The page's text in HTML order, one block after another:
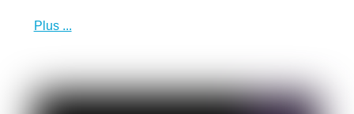
Plus ...